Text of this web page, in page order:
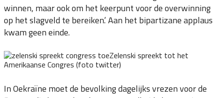
winnen, maar ook om het keerpunt voor de overwinning
op het slagveld te bereiken.’ Aan het bipartizane applaus
kwam geen einde.
Zelenski spreekt tot het
Amerikaanse Congres (foto twitter)
In Oekraïne moet de bevolking dagelijks vrezen voor de